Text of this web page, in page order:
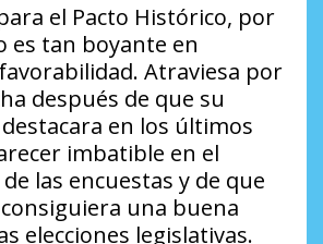
el Pacto Histórico, por
es tan boyante en
Atraviesa por
después de que su
en los últimos
imbatible en el
las encuestas y de que
una buena
elecciones legislativas.